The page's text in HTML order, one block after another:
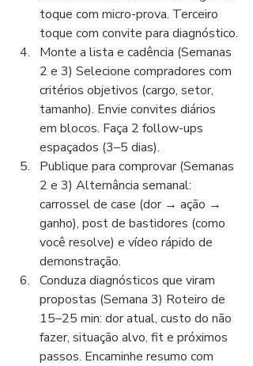
toque com micro-prova. Terceiro
toque com convite para diagnóstico.
Monte a lista e cadência (Semanas
2 e 3) Selecione compradores com
critérios objetivos (cargo, setor,
tamanho). Envie convites diários
em blocos. Faça 2 follow-ups
espaçados (3–5 dias).
Publique para comprovar (Semanas
2 e 3) Alternância semanal:
carrossel de case (dor → ação →
ganho), post de bastidores (como
você resolve) e vídeo rápido de
demonstração.
Conduza diagnósticos que viram
propostas (Semana 3) Roteiro de
15–25 min: dor atual, custo do não
fazer, situação alvo, fit e próximos
passos. Encaminhe resumo com